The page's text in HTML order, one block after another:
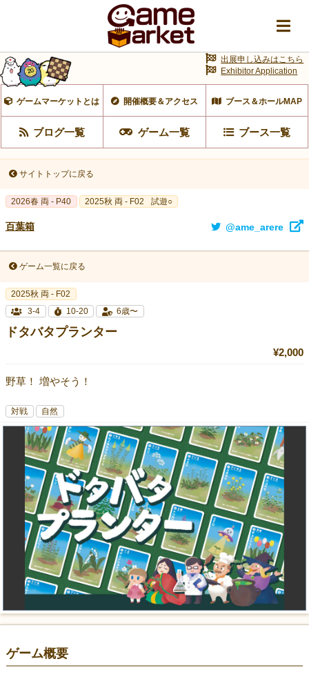
ゲームマーケットとは 開催概要＆アクセス ブース＆ホールMAP
ブログ一覧 ゲーム一覧 ブース一覧
出展申し込みはこちら
Exhibitor Application
サイトトップに戻る
2026春 両 - P40 2025秋 両 - F02 試遊○
百葉箱 @ame_arere
ゲーム一覧に戻る
2025秋 両 - F02
3-4
10-20 6歳〜
ドタバタプランター
¥2,000
野草！ 増やそう！
対戦 自然
ゲーム概要